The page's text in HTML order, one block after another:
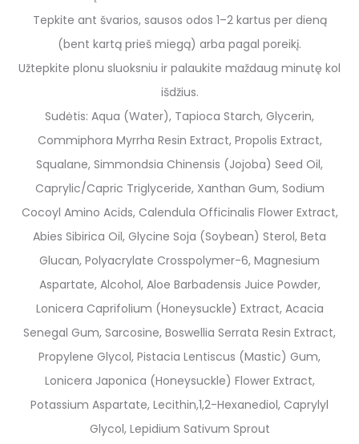
Tepkite ant švarios, sausos odos 1–2 kartus per dieną
(bent kartą prieš miegą) arba pagal poreikį.
Užtepkite plonu sluoksniu ir palaukite maždaug minutę kol
išdžius.
Sudėtis: Aqua (Water), Tapioca Starch, Glycerin,
Commiphora Myrrha Resin Extract, Propolis Extract,
Squalane, Simmondsia Chinensis (Jojoba) Seed Oil,
Caprylic/Capric Triglyceride, Xanthan Gum, Sodium
Cocoyl Amino Acids, Calendula Officinalis Flower Extract,
Abies Sibirica Oil, Glycine Soja (Soybean) Sterol, Beta
Glucan, Polyacrylate Crosspolymer-6, Magnesium
Aspartate, Alcohol, Aloe Barbadensis Juice Powder,
Lonicera Caprifolium (Honeysuckle) Extract, Acacia
Senegal Gum, Sarcosine, Boswellia Serrata Resin Extract,
Propylene Glycol, Pistacia Lentiscus (Mastic) Gum,
Lonicera Japonica (Honeysuckle) Flower Extract,
Potassium Aspartate, Lecithin,1,2-Hexanediol, Caprylyl
Glycol, Lepidium Sativum Sprout